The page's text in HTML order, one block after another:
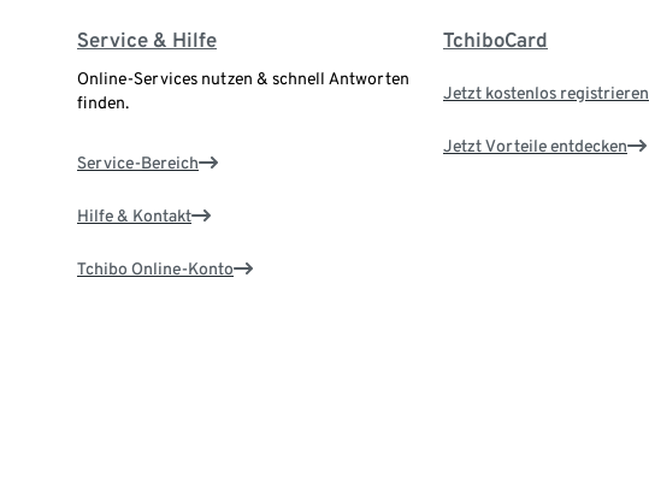
Service & Hilfe
Online-Services nutzen & schnell Antworten
finden.
Service-Bereich
Hilfe & Kontakt
Tchibo Online-Konto
TchiboCard
Jetzt kostenlos registrieren
Jetzt Vorteile entdecken